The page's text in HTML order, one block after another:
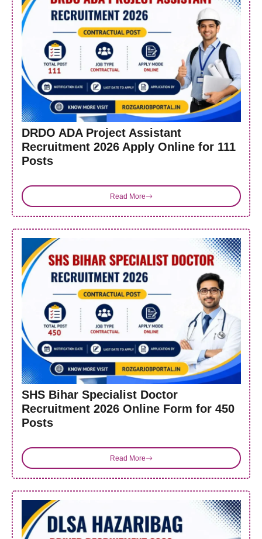
DRDO ADA Project Assistant
Recruitment 2026 Apply Online for 111
Posts
Read More
SHS Bihar Specialist Doctor
Recruitment 2026 Online Form for 450
Posts
Read More